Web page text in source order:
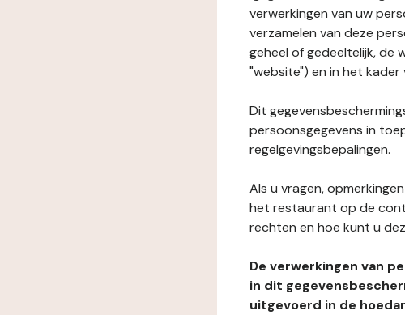
verwerkingen van uw
verzamelen van deze
geheel of gedeeltelijk, de
"website") en in het
Dit
persoonsgegevens in
regelgevingsbepalingen.
Als u vragen,
het restaurant op de
rechten en hoe kunt u
De verwerkingen van
in dit
uitgevoerd in de